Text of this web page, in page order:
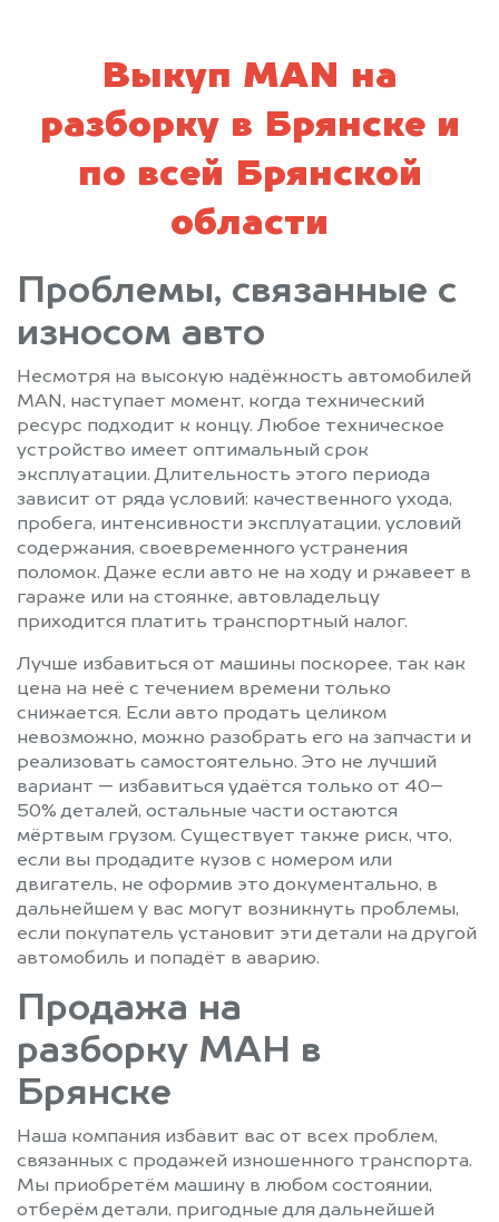
Выкуп MAN на
разборку в Брянске и
по всей Брянской
области
Проблемы, связанные с
износом авто
Несмотря на высокую надёжность автомобилей
MAN, наступает момент, когда технический
ресурс подходит к концу. Любое техническое
устройство имеет оптимальный срок
эксплуатации. Длительность этого периода
зависит от ряда условий: качественного ухода,
пробега, интенсивности эксплуатации, условий
содержания, своевременного устранения
поломок. Даже если авто не на ходу и ржавеет в
гараже или на стоянке, автовладельцу
приходится платить транспортный налог.
Лучше избавиться от машины поскорее, так как
цена на неё с течением времени только
снижается. Если авто продать целиком
невозможно, можно разобрать его на запчасти и
реализовать самостоятельно. Это не лучший
вариант — избавиться удаётся только от 40–
50% деталей, остальные части остаются
мёртвым грузом. Существует также риск, что,
если вы продадите кузов с номером или
двигатель, не оформив это документально, в
дальнейшем у вас могут возникнуть проблемы,
если покупатель установит эти детали на другой
автомобиль и попадёт в аварию.
Продажа на
разборку МАН в
Брянске
Наша компания избавит вас от всех проблем,
связанных с продажей изношенного транспорта.
Мы приобретём машину в любом состоянии,
отберём детали, пригодные для дальнейшей